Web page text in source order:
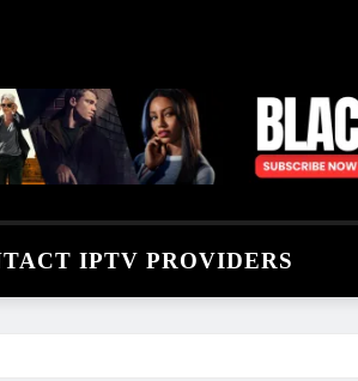
IPTV PROVIDERS